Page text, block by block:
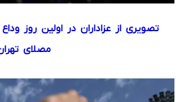
تصویری از عزاداران در اولین روز
مصلای